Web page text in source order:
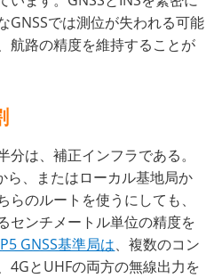
GNSSでは測位が失われる可能
航路の精度を維持することが
は、補正インフラである。
ら、またはローカル基地局か
のルートを使うにしても、
センチメートル単位の精度を
GNSS基準局は、複数のコン
4GとUHFの両方の無線出力を